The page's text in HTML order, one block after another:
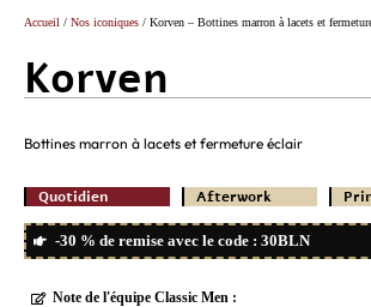
Accueil / Nos iconiques / Korven – Bottines marron à lacets et
Korven
Bottines marron à lacets et fermeture éclair
Quotidien Afterwork
-30 % de remise avec le code : 30BLN
Note de l'équipe Classic Men :